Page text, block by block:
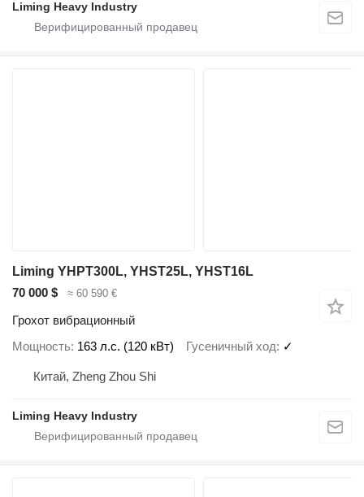
Liming Heavy Industry
Liming YHPT300L, YHST25L, YHST16L
70 000 $
≈ 60 590 €
Грохот вибрационный
Мощность 163 л.с. (120 кВт) Гусеничный ход ✓
Китай, Zheng Zhou Shi
Liming Heavy Industry